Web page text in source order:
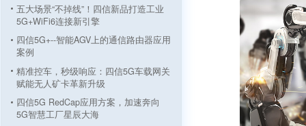
五大场景“不掉线”！四信新品打造工业
5G+WiFi6连接新引擎
四信5G+--智能AGV上的通信路由器应用
案例
精准控车，秒级响应：四信5G车载网关
赋能无人矿卡革新升级
四信5G RedCap应用方案，加速奔向
5G智慧工厂星辰大海